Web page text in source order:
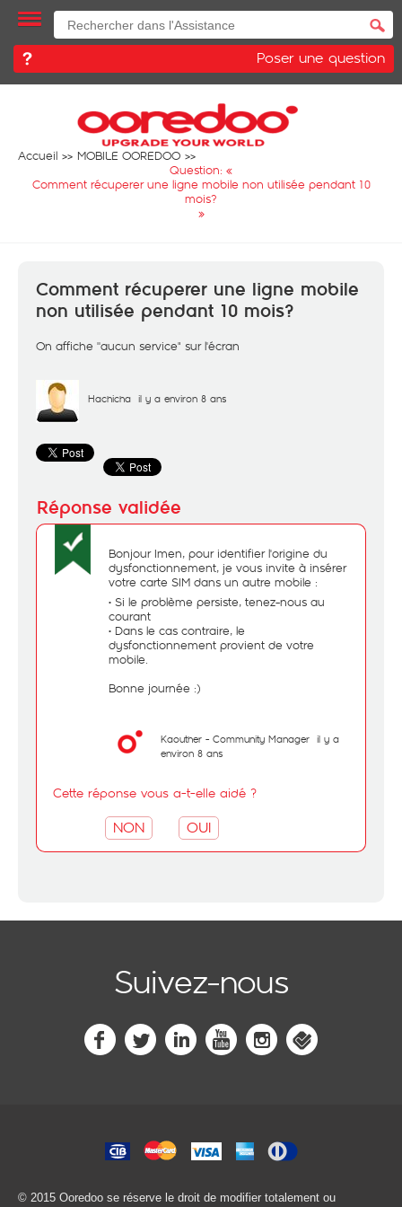
Poser une question
Accueil
MOBILE OOREDOO
Question: «
Comment récuperer une ligne mobile non utilisée pendant 10
mois?
»
Comment récuperer une ligne mobile
non utilisée pendant 10 mois?
On affiche ''aucun service" sur l'écran
Hachicha il y a environ 8 ans
Bonjour Imen, pour identifier l'origine du
dysfonctionnement, je vous invite à insérer
votre carte SIM dans un autre mobile :
• Si le problème persiste, tenez-nous au
courant
• Dans le cas contraire, le
dysfonctionnement provient de votre
mobile.
Bonne journée :)
Kaouther - Community Manager il y a
environ 8 ans
Cette réponse vous a-t-elle aidé ?
NON OUI
Suivez-nous
© 2015 Ooredoo se réserve le droit de modifier totalement ou